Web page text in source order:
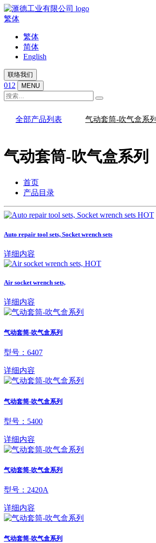
繁体
繁体
简体
English
联络我们
012 MENU
全部产品列表 气动套筒-吹气盒系列
气动套筒-吹气盒系列
首页
产品目录
HOT
Auto repair tool sets, Socket wrench sets
详细内容
HOT
Air socket wrench sets,
详细内容
气动套筒-吹气盒系列
型号：6407
详细内容
气动套筒-吹气盒系列
型号：5400
详细内容
气动套筒-吹气盒系列
型号：2420A
详细内容
气动套筒-吹气盒系列